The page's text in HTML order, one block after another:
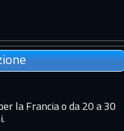
la Francia o da 20 a 30